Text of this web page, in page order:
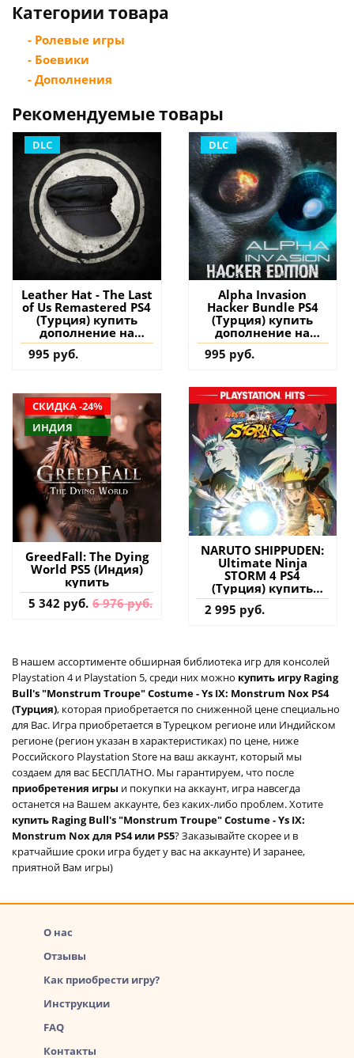
Категории товара
- Ролевые игры
- Боевики
- Дополнения
Рекомендуемые товары
DLC
Leather Hat - The Last
of Us Remastered PS4
(Турция) купить
дополнение на
аккаунт
995 руб.
DLC
Alpha Invasion
Hacker Bundle PS4
(Турция) купить
дополнение на
аккаунт
995 руб.
СКИДКА -24%
ИНДИЯ
GreedFall: The Dying
World PS5 (Индия)
купить
5 342 руб. 6 976 руб.
NARUTO SHIPPUDEN:
Ultimate Ninja
STORM 4 PS4
(Турция) купить
игру на аккаунт
2 995 руб.
В нашем ассортименте обширная библиотека игр для консолей
Playstation 4 и Playstation 5, среди них можно купить игру Raging
Bull's "Monstrum Troupe" Costume - Ys IX: Monstrum Nox PS4
(Турция), которая приобретается по сниженной цене специально
для Вас. Игра приобретается в Турецком регионе или Индийском
регионе (регион указан в характеристиках) по цене, ниже
Российского Playstation Store на ваш аккаунт, который мы
создаем для вас БЕСПЛАТНО. Мы гарантируем, что после
приобретения игры и покупки на аккаунт, игра навсегда
останется на Вашем аккаунте, без каких-либо проблем. Хотите
купить Raging Bull's "Monstrum Troupe" Costume - Ys IX:
Monstrum Nox для PS4 или PS5? Заказывайте скорее и в
кратчайшие сроки игра будет у вас на аккаунте) И заранее,
приятной Вам игры)
О нас
Отзывы
Как приобрести игру?
Инструкции
FAQ
Контакты